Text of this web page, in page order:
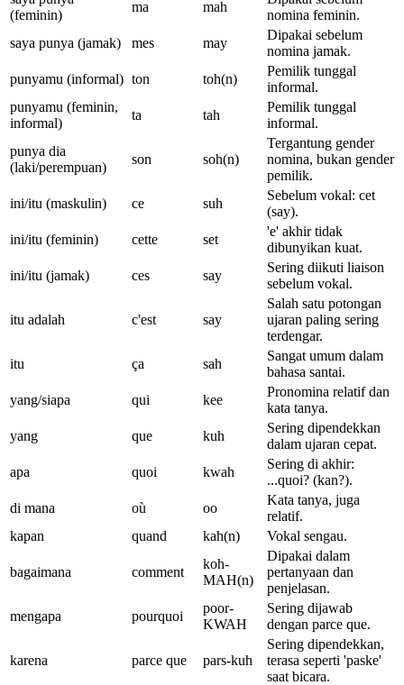
(feminin)
ma mah
nomina feminin.
saya punya (jamak)
mes may
Dipakai sebelum
nomina jamak.
punyamu (informal) ton toh(n)
Pemilik tunggal
informal.
punyamu (feminin,
informal)
ta tah
Pemilik tunggal
informal.
punya dia
(laki/perempuan)
son soh(n)
Tergantung gender
nomina, bukan gender
pemilik.
ini/itu (maskulin)
ce suh
Sebelum vokal: cet
(say).
ini/itu (feminin)
cette set
'e' akhir tidak
dibunyikan kuat.
ini/itu (jamak)
ces say
Sering diikuti liaison
sebelum vokal.
itu adalah c'est say
Salah satu potongan
ujaran paling sering
terdengar.
itu
ça sah
Sangat umum dalam
bahasa santai.
yang/siapa
qui kee
Pronomina relatif dan
kata tanya.
yang
que kuh
Sering dipendekkan
dalam ujaran cepat.
apa
quoi kwah
Sering di akhir:
...quoi? (kan?).
di mana
où oo
Kata tanya, juga
relatif.
kapan
quand kah(n) Vokal sengau.
bagaimana comment
koh-
MAH(n)
Dipakai dalam
pertanyaan dan
penjelasan.
mengapa
pourquoi
poor-
KWAH
Sering dijawab
dengan parce que.
karena parce que pars-kuh
Sering dipendekkan,
terasa seperti 'paske'
saat bicara.